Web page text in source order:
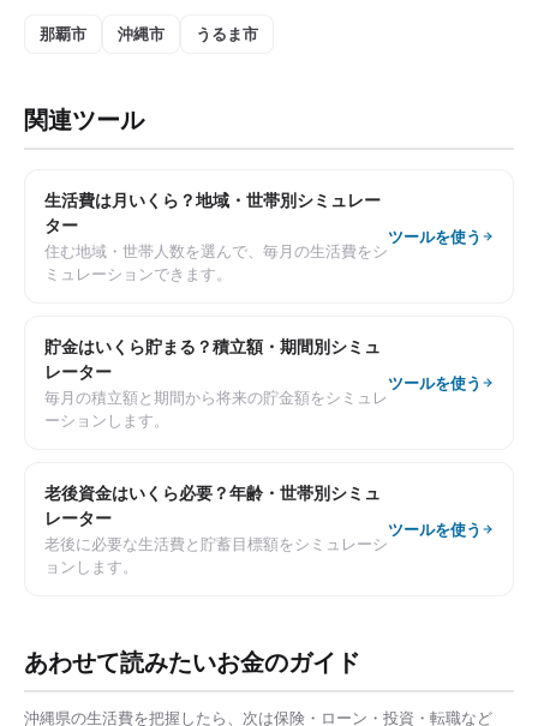
那覇市 沖縄市 うるま市
関連ツール
生活費は月いくら？地域・世帯別シミュレー
ター
住む地域・世帯人数を選んで、毎月の生活費をシ
ミュレーションできます。
ツールを使う
貯金はいくら貯まる？積立額・期間別シミュ
レーター
毎月の積立額と期間から将来の貯金額をシミュレ
ーションします。
ツールを使う
老後資金はいくら必要？年齢・世帯別シミュ
レーター
老後に必要な生活費と貯蓄目標額をシミュレーシ
ョンします。
ツールを使う
あわせて読みたいお金のガイド
沖縄県の生活費を把握したら、次は保険・ローン・投資・転職など